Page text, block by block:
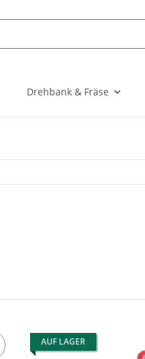
Drehbank & Fräse
AUF LAGER